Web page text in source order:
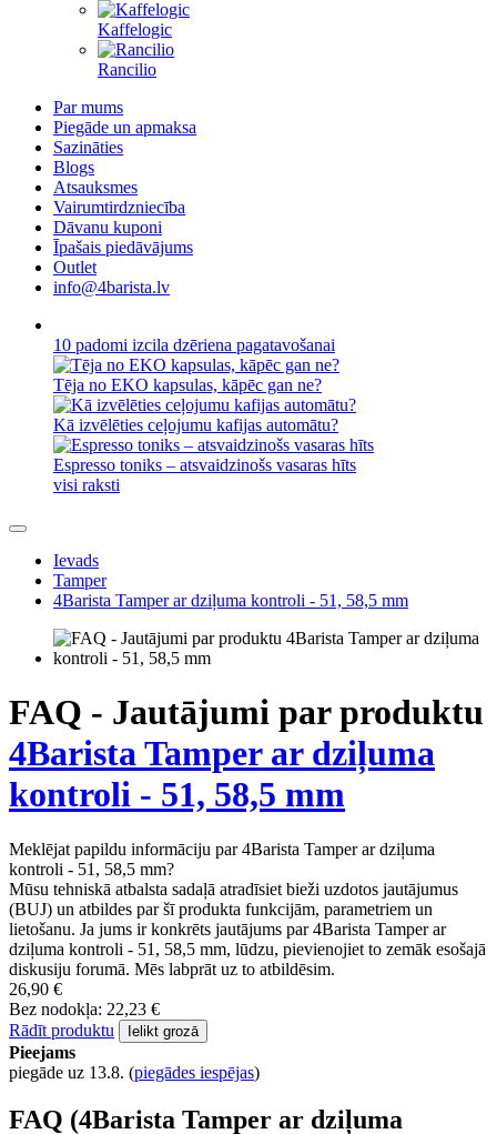
Kaffelogic
Rancilio
Par mums
Piegāde un apmaksa
Sazināties
Blogs
Atsauksmes
Vairumtirdzniecība
Dāvanu kuponi
Īpašais piedāvājums
Outlet
info@4barista.lv
10 padomi izcila dzēriena pagatavošanai
Tēja no EKO kapsulas, kāpēc gan ne?
Kā izvēlēties ceļojumu kafijas automātu?
Espresso toniks – atsvaidzinošs vasaras hīts
visi raksti
Ievads
Tamper
4Barista Tamper ar dziļuma kontroli - 51, 58,5 mm
FAQ - Jautājumi par produktu
4Barista Tamper ar dziļuma
kontroli - 51, 58,5 mm